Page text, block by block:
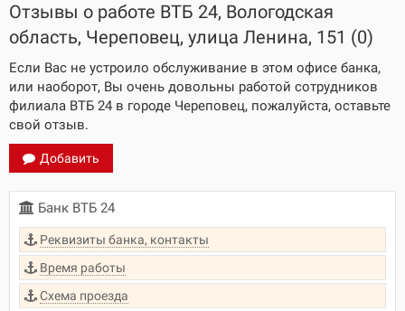
Отзывы о работе ВТБ 24, Вологодская
область, Череповец, улица Ленина, 151 (0)
Если Вас не устроило обслуживание в этом офисе банка,
или наоборот, Вы очень довольны работой сотрудников
филиала ВТБ 24 в городе Череповец, пожалуйста, оставьте
свой отзыв.
Добавить
Банк ВТБ 24
Реквизиты банка, контакты
Время работы
Схема проезда